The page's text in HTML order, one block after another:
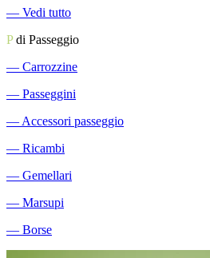
― Vedi tutto
Pdi Passeggio
― Carrozzine
― Passeggini
― Accessori passeggio
― Ricambi
― Gemellari
― Marsupi
― Borse